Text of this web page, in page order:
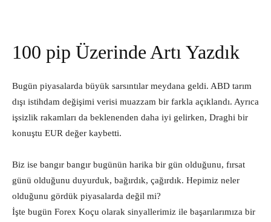
100 pip Üzerinde Artı Yazdık
Bugün piyasalarda büyük sarsıntılar meydana geldi. ABD tarım
dışı istihdam değişimi verisi muazzam bir farkla açıklandı. Ayrıca
işsizlik rakamları da beklenenden daha iyi gelirken, Draghi bir
konuştu EUR değer kaybetti.
Biz ise bangır bangır bugünün harika bir gün olduğunu, fırsat
günü olduğunu duyurduk, bağırdık, çağırdık. Hepimiz neler
olduğunu gördük piyasalarda değil mi?
İşte bugün Forex Koçu olarak sinyallerimiz ile başarılarımıza bir